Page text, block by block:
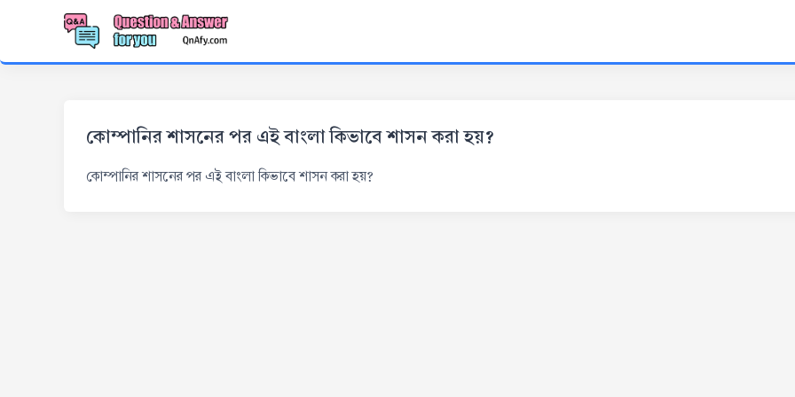
কোম্পানির শাসনের পর এই বাংলা কিভাবে শাসন করা হয়?
কোম্পানির শাসনের পর এই বাংলা কিভাবে শাসন করা হয়?